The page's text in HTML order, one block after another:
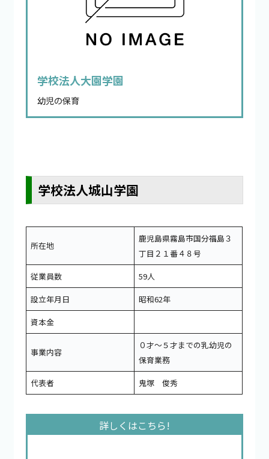
学校法人大園学園
幼児の保育
学校法人城山学園
所在地
鹿児島県霧島市国分福島３
丁目２１番４８号
従業員数
59人
設立年月日
昭和62年
資本金
事業内容
０才～５才までの乳幼児の
保育業務
代表者
鬼塚 俊秀